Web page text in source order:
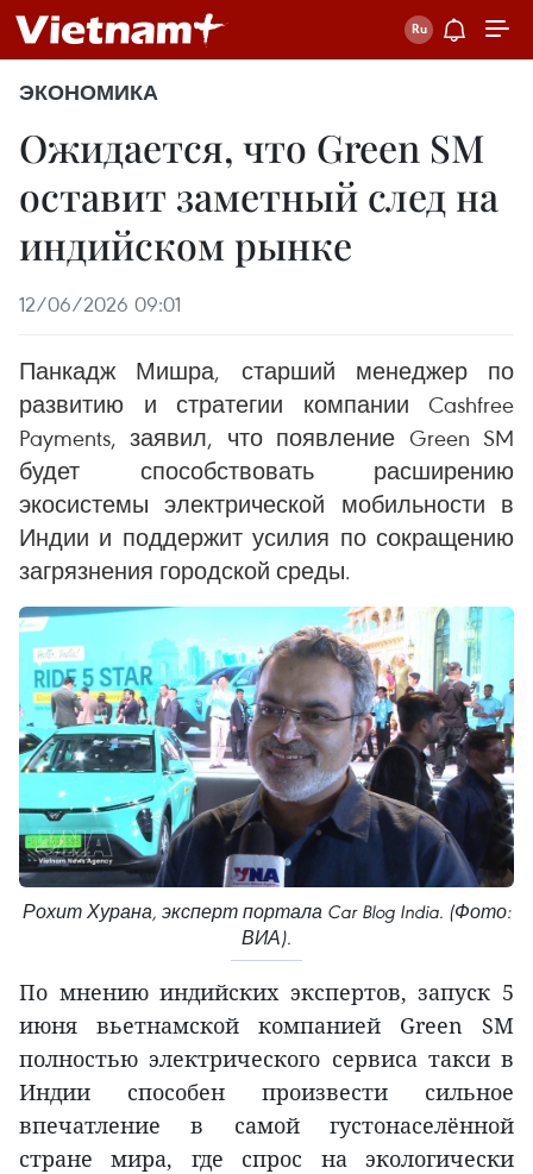
ЭКОНОМИКА
Ожидается, что Green SM
оставит заметный след на
индийском рынке
12/06/2026 09:01
Панкадж Мишра, старший менеджер по
развитию и стратегии компании Cashfree
Payments, заявил, что появление Green SM
будет способствовать расширению
экосистемы электрической мобильности в
Индии и поддержит усилия по сокращению
загрязнения городской среды.
Рохит Хурана, эксперт портала Car Blog India. (Фото:
ВИА).
По мнению индийских экспертов, запуск 5
июня вьетнамской компанией Green SM
полностью электрического сервиса такси в
Индии способен произвести сильное
впечатление в самой густонаселённой
стране мира, где спрос на экологически